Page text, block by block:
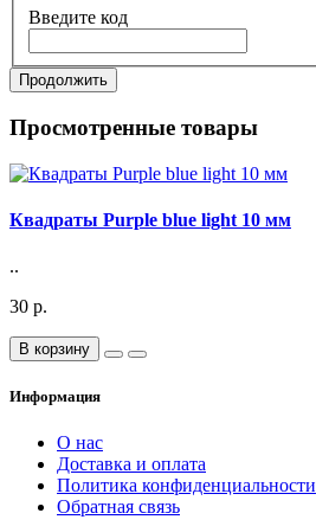
Введите код
Продолжить
Просмотренные товары
Квадраты Purple blue light 10 мм
..
30 р.
В корзину
Информация
О нас
Доставка и оплата
Политика конфиденциальности
Обратная связь